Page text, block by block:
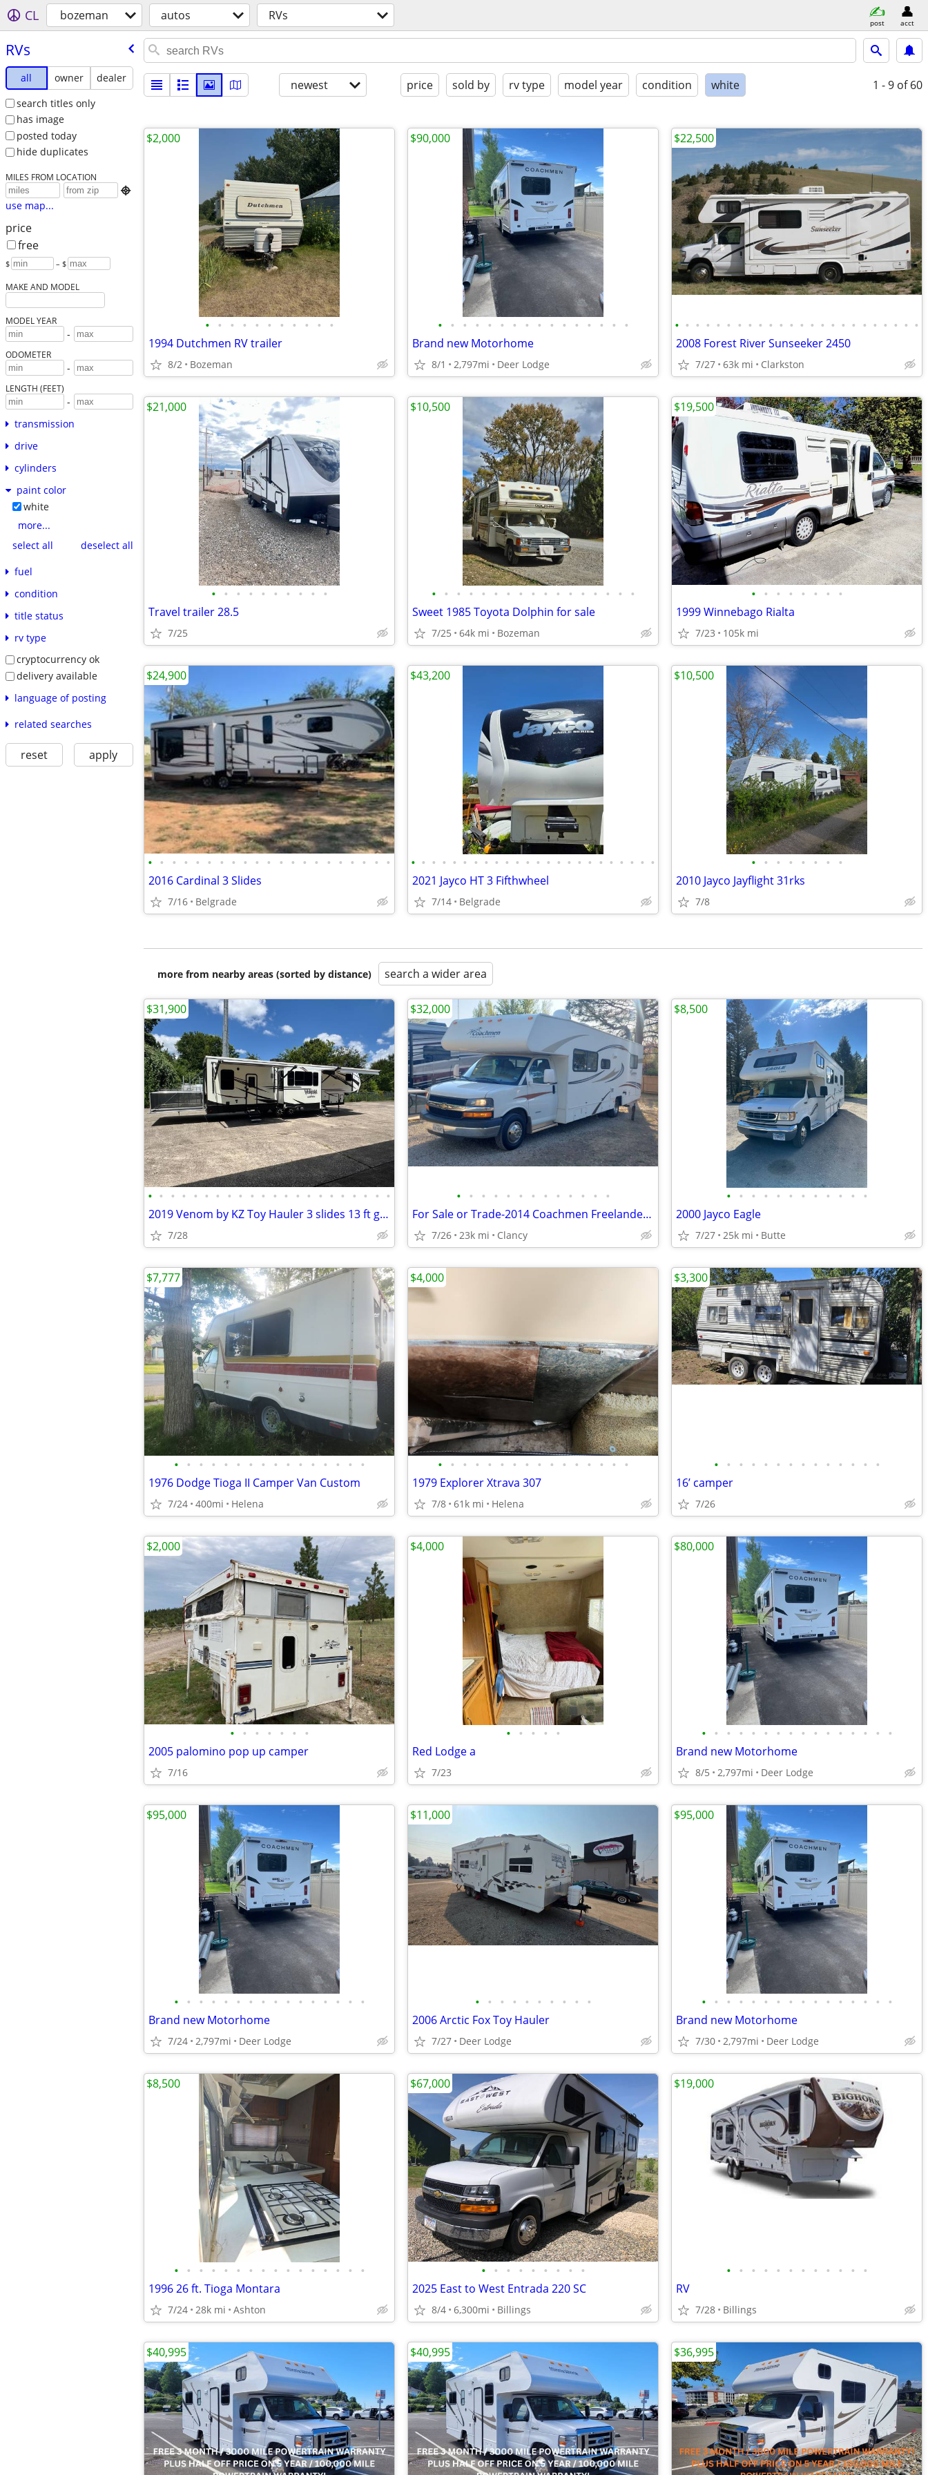
CL bozeman autos RVs post acct
RVs
all owner
dealer
search titles only
has image
posted today
hide duplicates
MILES FROM LOCATION

use map...
price
free
$ – $
MAKE AND MODEL
MODEL YEAR
-
ODOMETER
-
LENGTH (FEET)
-
transmission
drive
cylinders
paint color
white
more...
select all
deselect all
fuel
condition
title status
rv type
cryptocurrency ok
delivery available
language of posting
related searches
reset apply
newest price sold by rv type model year condition white 1 - 9 of 60
• • • • • • • • • • •
1994 Dutchmen RV trailer
8/2 Bozeman
$2,000
• • • • • • • • • • • • • • • •
Brand new Motorhome
8/1 2,797mi Deer Lodge
$90,000
• • • • • • • • • • • • • • • • • • • • • • • •
2008 Forest River Sunseeker 2450
7/27 63k mi Clarkston
$22,500
• • • • • • • • • •
Travel trailer 28.5
7/25
$21,000
• • • • • • • • • • • • • • • • •
Sweet 1985 Toyota Dolphin for sale
7/25 64k mi Bozeman
$10,500
• • • • • • • •
1999 Winnebago Rialta
7/23 105k mi
$19,500
• • • • • • • • • • • • • • • • • • • • •
2016 Cardinal 3 Slides
7/16 Belgrade
$24,900
• • • • • • • • • • • • • • • • • • • • • • • •
2021 Jayco HT 3 Fifthwheel
7/14 Belgrade
$43,200
• • • • • • • •
2010 Jayco Jayflight 31rks
7/8
$10,500
more from nearby areas (sorted by distance) search a wider area
• • • • • • • • • • • • • • • • • • • • • •
2019 Venom by KZ Toy Hauler 3 slides 13 ft garage
7/28
$31,900
• • • • • • • • • • • • •
For Sale or Trade-2014 Coachmen Freelander 28QB LTD-Chevy
7/26 23k mi Clancy
$32,000
• • • • • • • • • • • •
2000 Jayco Eagle
7/27 25k mi Butte
$8,500
• • • • • • • • • • • • • • • •
1976 Dodge Tioga II Camper Van Custom
7/24 400mi Helena
$7,777
• • • • • • • • • • • • • • • •
1979 Explorer Xtrava 307
7/8 61k mi Helena
$4,000
• • • • • • • • • • • • • •
16’ camper
7/26
$3,300
• • • • • • •
2005 palomino pop up camper
7/16
$2,000
• • • • •
Red Lodge a
7/23
$4,000
• • • • • • • • • • • • • • • •
Brand new Motorhome
8/5 2,797mi Deer Lodge
$80,000
• • • • • • • • • • • • • • • •
Brand new Motorhome
7/24 2,797mi Deer Lodge
$95,000
• • • • • • • • • •
2006 Arctic Fox Toy Hauler
7/27 Deer Lodge
$11,000
• • • • • • • • • • • • • • • •
Brand new Motorhome
7/30 2,797mi Deer Lodge
$95,000
• • • • • • • • • • • • • • • •
1996 26 ft. Tioga Montara
7/24 28k mi Ashton
$8,500
• • • • • • • • •
2025 East to West Entrada 220 SC
8/4 6,300mi Billings
$67,000
• • • • • • • • • • • •
RV
7/28 Billings
$19,000
$40,995 $40,995 $36,995